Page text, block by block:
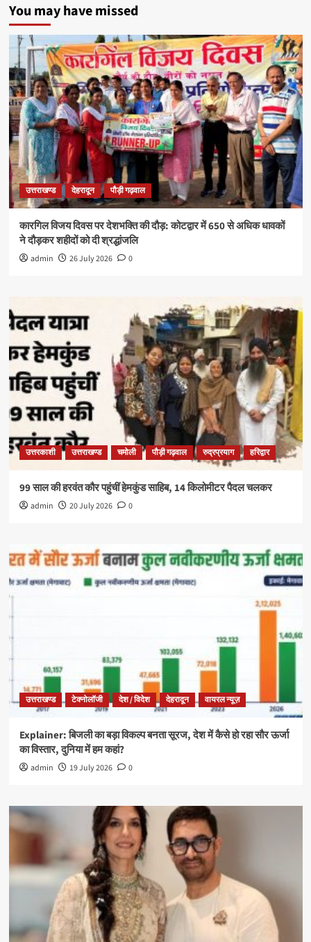
You may have missed
उत्तराखण्ड देहरादून पौड़ी गढ़वाल
कारगिल विजय दिवस पर देशभक्ति की दौड़: कोटद्वार में 650 से अधिक धावकों
ने दौड़कर शहीदों को दी श्रद्धांजलि
admin 26 July 2026 0
उत्तरकाशी उत्तराखण्ड चमोली पौड़ी गढ़वाल रुद्रप्रयाग हरिद्वार
99 साल की हरवंत कौर पहुंचीं हेमकुंड साहिब, 14 किलोमीटर पैदल चलकर
admin 20 July 2026 0
उत्तराखण्ड टेक्नोलॉजी देश / विदेश देहरादून वायरल न्यूज़
Explainer: बिजली का बड़ा विकल्प बनता सूरज, देश में कैसे हो रहा सौर ऊर्जा
का विस्तार, दुनिया में हम कहां?
admin 19 July 2026 0